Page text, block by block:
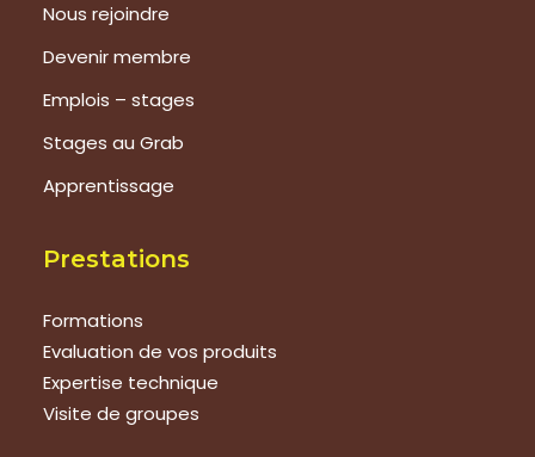
Nous rejoindre
Devenir membre
Emplois – stages
Stages au Grab
Apprentissage
Prestations
Formations
Evaluation de vos produits
Expertise technique
Visite de groupes